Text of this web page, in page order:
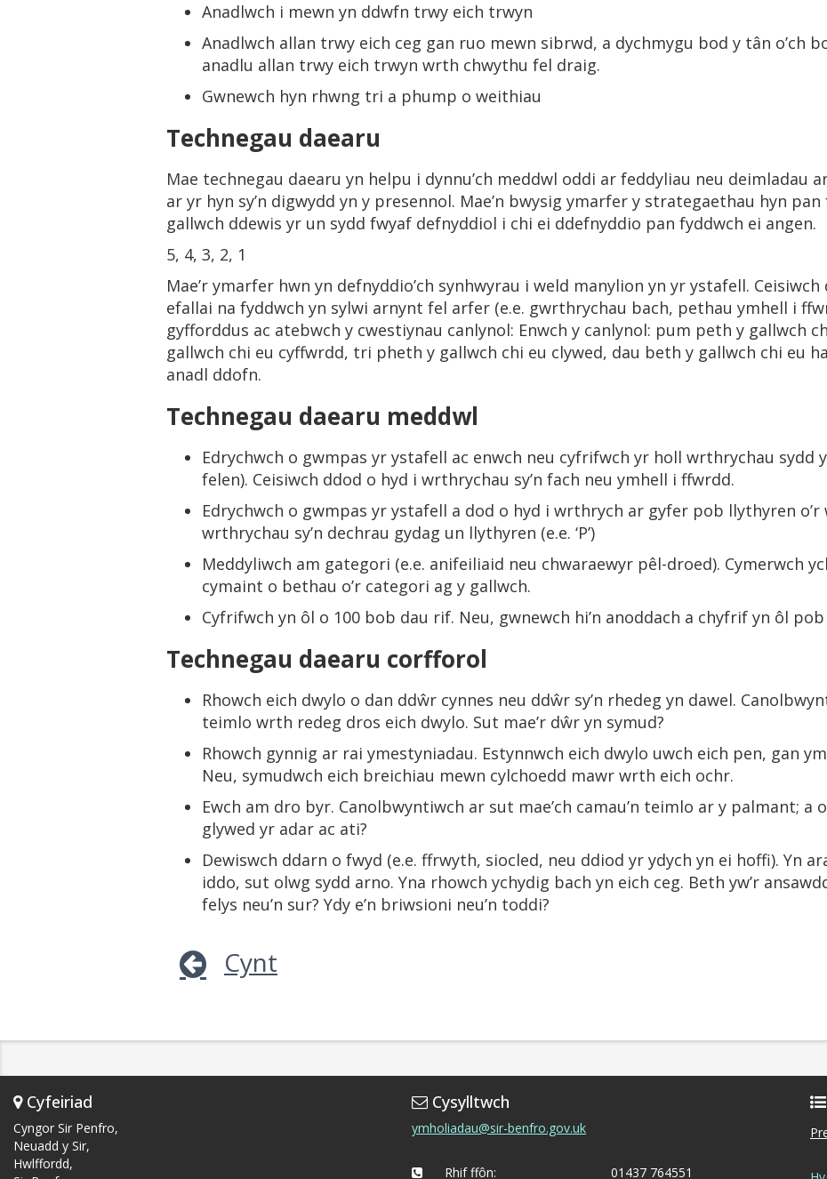
Anadlwch i mewn yn ddwfn trwy eich trwyn
Anadlwch allan trwy eich ceg gan ruo mewn sibrwd, a dychmygu bod y tân o’ch
anadlu allan trwy eich trwyn wrth chwythu fel draig.
Gwnewch hyn rhwng tri a phump o weithiau
Technegau daearu
Mae technegau daearu yn helpu i dynnu’ch meddwl oddi ar feddyliau neu deimladau
ar yr hyn sy’n digwydd yn y presennol. Mae’n bwysig ymarfer y strategaethau hyn pan
gallwch ddewis yr un sydd fwyaf defnyddiol i chi ei ddefnyddio pan fyddwch ei angen.
5, 4, 3, 2, 1
Mae’r ymarfer hwn yn defnyddio’ch synhwyrau i weld manylion yn yr ystafell.
efallai na fyddwch yn sylwi arnynt fel arfer (e.e. gwrthrychau bach, pethau ymhell i
gyfforddus ac atebwch y cwestiynau canlynol: Enwch y canlynol: pum peth y gallwch
gallwch chi eu cyffwrdd, tri pheth y gallwch chi eu clywed, dau beth y gallwch chi eu
anadl ddofn.
Technegau daearu meddwl
Edrychwch o gwmpas yr ystafell ac enwch neu cyfrifwch yr holl wrthrychau sydd
felen). Ceisiwch ddod o hyd i wrthrychau sy’n fach neu ymhell i ffwrdd.
Edrychwch o gwmpas yr ystafell a dod o hyd i wrthrych ar gyfer pob llythyren
wrthrychau sy’n dechrau gydag un llythyren (e.e. ‘P’)
Meddyliwch am gategori (e.e. anifeiliaid neu chwaraewyr pêl-droed). Cymerwch
cymaint o bethau o’r categori ag y gallwch.
Cyfrifwch yn ôl o 100 bob dau rif. Neu, gwnewch hi’n anoddach a chyfrif yn ôl
Technegau daearu corfforol
Rhowch eich dwylo o dan ddŵr cynnes neu ddŵr sy’n rhedeg yn dawel.
teimlo wrth redeg dros eich dwylo. Sut mae’r dŵr yn symud?
Rhowch gynnig ar rai ymestyniadau. Estynnwch eich dwylo uwch eich pen, gan
Neu, symudwch eich breichiau mewn cylchoedd mawr wrth eich ochr.
Ewch am dro byr. Canolbwyntiwch ar sut mae’ch camau’n teimlo ar y palmant; a
glywed yr adar ac ati?
Dewiswch ddarn o fwyd (e.e. ffrwyth, siocled, neu ddiod yr ydych yn ei hoffi). Yn
iddo, sut olwg sydd arno. Yna rhowch ychydig bach yn eich ceg. Beth yw’r
felys neu’n sur? Ydy e’n briwsioni neu’n toddi?
Cynt
Cyfeiriad
Cyngor Sir Penfro,
Neuadd y Sir,
Hwlffordd,
Cysylltwch
ymholiadau@sir-benfro.gov.uk
Rhif ffôn: 01437 764551